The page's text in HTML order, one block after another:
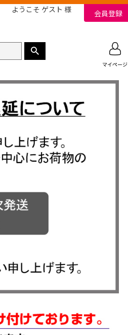
ようこそ ゲスト 様 会員登録
マイページ